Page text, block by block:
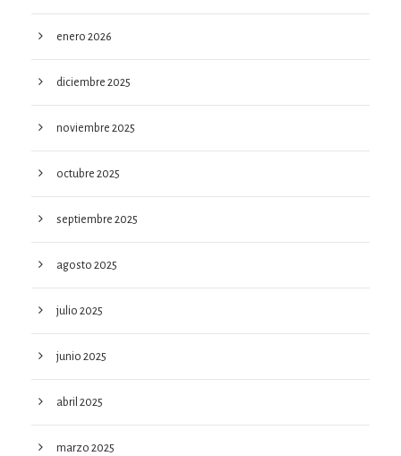
enero 2026
diciembre 2025
noviembre 2025
octubre 2025
septiembre 2025
agosto 2025
julio 2025
junio 2025
abril 2025
marzo 2025